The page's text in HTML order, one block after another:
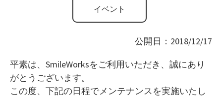
イベント
公開日：2018/12/17
平素は、SmileWorksをご利用いただき、誠にあり
がとうございます。
この度、下記の日程でメンテナンスを実施いたし